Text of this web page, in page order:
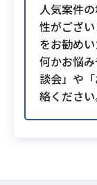
人気案件
性がござ
をお勧めい
何かお悩
談会」や
絡ください